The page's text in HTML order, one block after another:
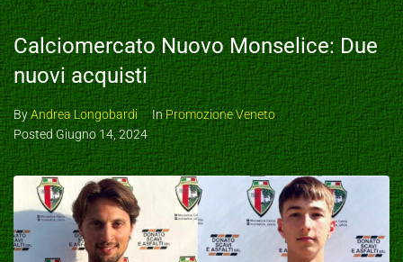
Calciomercato Nuovo Monselice: Due
nuovi acquisti
ByAndrea Longobardi InPromozione Veneto
PostedGiugno 14, 2024